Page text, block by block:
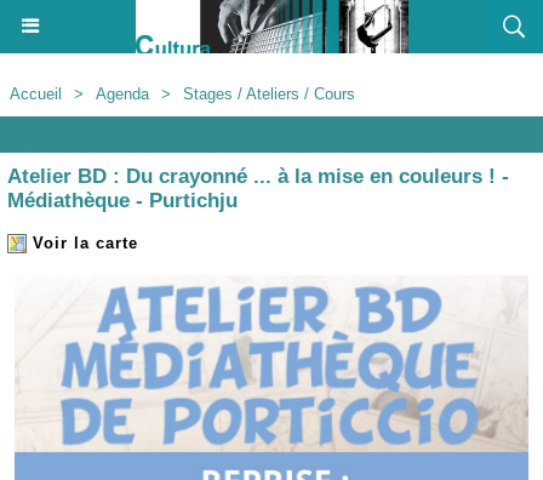
Accueil > Agenda > Stages / Ateliers / Cours
Atelier BD : Du crayonné ... à la mise en couleurs ! -
Médiathèque - Purtichju
Voir la carte